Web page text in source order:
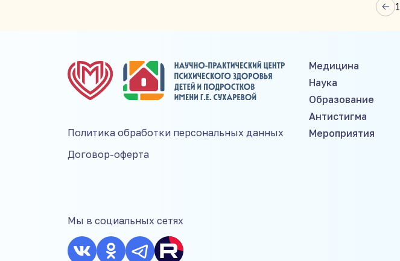
1
Политика обработки персональных данных
Договор-оферта
Мы в социальных сетях
Медицина
Наука
Образование
Антистигма
Мероприятия